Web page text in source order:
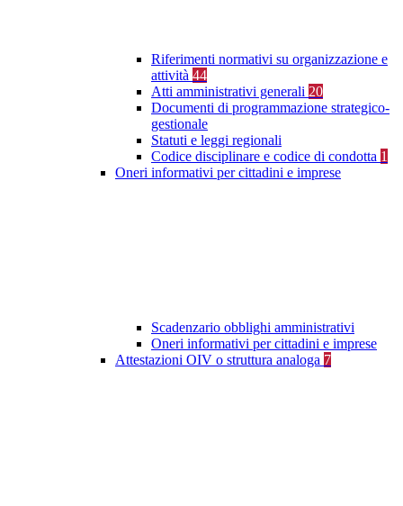
Riferimenti normativi su organizzazione e
attività 44
Atti amministrativi generali 20
Documenti di programmazione strategico-
gestionale
Statuti e leggi regionali
Codice disciplinare e codice di condotta 1
Oneri informativi per cittadini e imprese
Scadenzario obblighi amministrativi
Oneri informativi per cittadini e imprese
Attestazioni OIV o struttura analoga 7